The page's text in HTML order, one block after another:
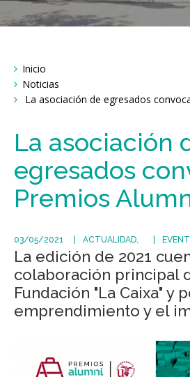
Breadcrumbs
You
are
here:
Inicio
Noticias
La asociación de egresados
La asociación
egresados
Premios
03/05/2021 ACTUALIDAD
La edición de 2021
colaboración principal
Fundación "La Caixa" y
emprendimiento y el